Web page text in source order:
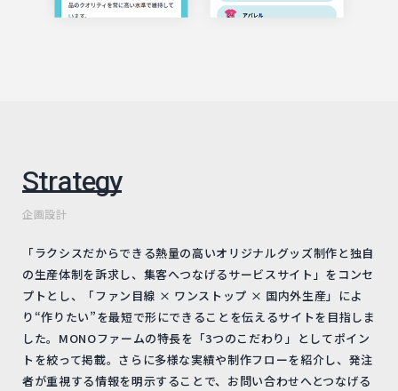
Strategy
企画設計
「ラクシスだからできる熱量の高いオリジナルグッズ制作と独自
の生産体制を訴求し、集客へつなげるサービスサイト」をコンセ
プトとし、「ファン目線 × ワンストップ × 国内外生産」によ
り“作りたい”を最短で形にできることを伝えるサイトを目指しま
した。MONOファームの特長を「3つのこだわり」としてポイン
トを絞って掲載。さらに多様な実績や制作フローを紹介し、発注
者が重視する情報を明示することで、お問い合わせへとつなげる